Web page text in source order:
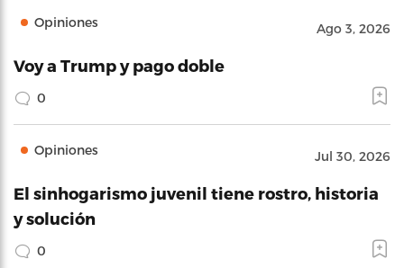
Opiniones Ago 3, 2026
Voy a Trump y pago doble
0
Opiniones Jul 30, 2026
El sinhogarismo juvenil tiene rostro, historia
y solución
0